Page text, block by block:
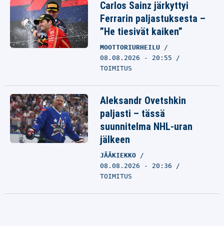
Carlos Sainz järkyttyi
Ferrarin paljastuksesta –
”He tiesivät kaiken”
MOOTTORIURHEILU
08.08.2026 - 20:55
TOIMITUS
Aleksandr Ovetshkin
paljasti – tässä
suunnitelma NHL-uran
jälkeen
JÄÄKIEKKO
08.08.2026 - 20:36
TOIMITUS